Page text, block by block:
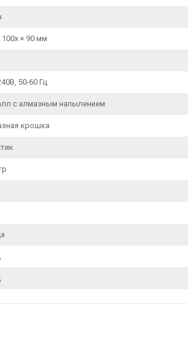
100х × 90 мм
50-60 Гц
с алмазным напылением
крошка